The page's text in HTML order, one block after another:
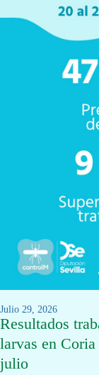
julio 29, 2026
Resultados
larvas en
julio